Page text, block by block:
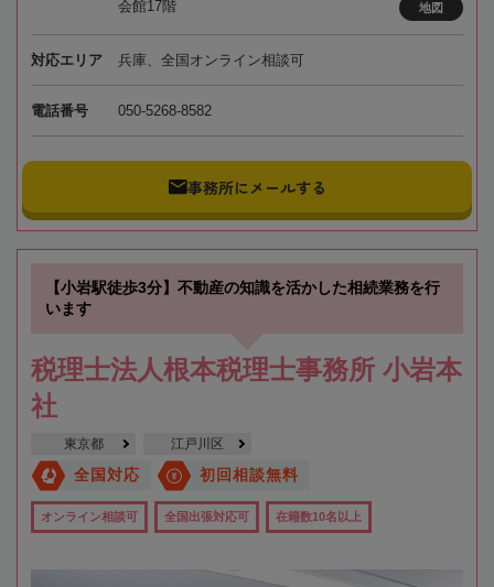
会館17階
地図
対応エリア 兵庫、全国オンライン相談可
電話番号 050-5268-8582
事務所にメールする
【小岩駅徒歩3分】不動産の知識を活かした相続業務を行
います
税理士法人根本税理士事務所 小岩本
社
東京都 江戸川区
全国対応 初回相談無料
オンライン相談可 全国出張対応可 在籍数10名以上